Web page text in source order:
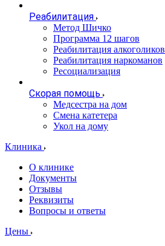
Реабилитация
Метод Шичко
Программа 12 шагов
Реабилитация алкоголиков
Реабилитация наркоманов
Ресоциализация
Скорая помощь
Медсестра на дом
Смена катетера
Укол на дому
Клиника
О клинике
Документы
Отзывы
Реквизиты
Вопросы и ответы
Цены